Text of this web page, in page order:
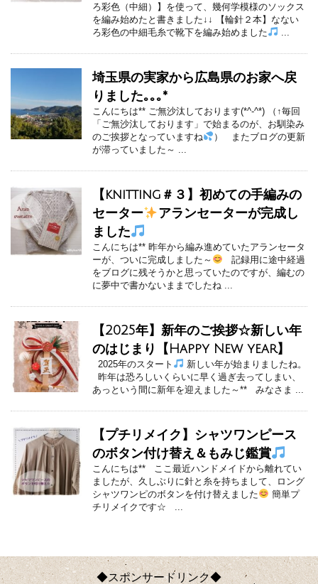
ろ彩色（中細）】を使って、幾何学模様のソックス
を編み始めたと書きました↓↓ 【輪針２本】なない
ろ彩色の中細毛糸で靴下を編み始めました
...
埼玉県の実家から広島県のお家へ戻
りました｡｡｡*
こんにちは** ご無沙汰しております(*^-^*) （↑毎回
「ご無沙汰しております」で始まるのが、お馴染み
のご挨拶となっていますね
） またブログの更新
が滞っていました～ ...
【knitting＃３】初めての手編みの
セーター
アランセーターが完成し
ました
こんにちは** 昨年から編み進めていたアランセータ
ーが、ついに完成しました～
記録用に途中経過
をブログに残そうかと思っていたのですが、編むの
に夢中で書かないままでしたね ...
【2025年】新年のご挨拶☆新しい年
のはじまり【Happy New year】
2025年のスタート
新しい年が始まりましたね。
昨年は恐ろしいくらいに早く過ぎ去ってしまい、
あっという間に新年を迎えました～** みなさま ...
【プチリメイク】シャツワンピース
のボタン付け替え＆もみじ鑑賞
こんにちは** ここ最近ハンドメイドから離れてい
ましたが、久しぶりに針と糸を持ちまして、ロング
シャツワンピのボタンを付け替えました
簡単プ
チリメイクです☆ ...
◆スポンサードリンク◆